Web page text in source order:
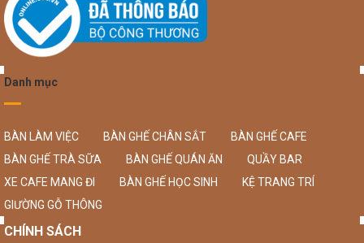
Danh mục
BÀN LÀM VIỆC BÀN GHẾ CHÂN SẮT
BÀN GHẾ CAFE
BÀN GHẾ TRÀ SỮA
BÀN GHẾ QUÁN ĂN
QUẦY BAR
XE CAFE MANG ĐI
BÀN GHẾ HỌC SINH
KỆ TRANG TRÍ
GIƯỜNG GỖ THÔNG
CHÍNH SÁCH